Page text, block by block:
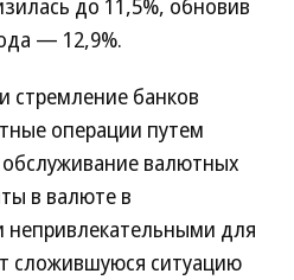
до 11,5%, обновив
— 12,9%.
стремление банков
операции путем
валютных
в валюте в
непривлекательными для
сложившуюся ситуацию